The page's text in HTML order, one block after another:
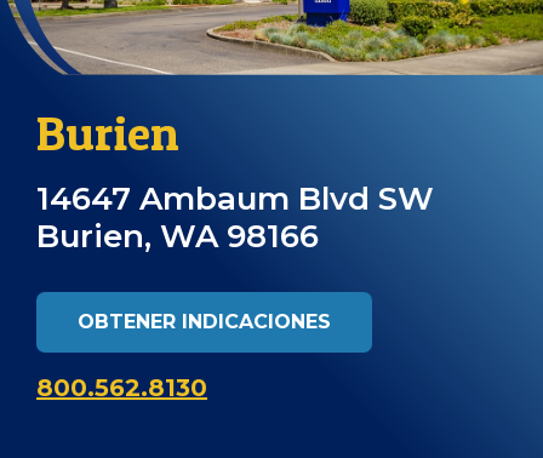
Burien
14647 Ambaum Blvd SW
Burien, WA 98166
OBTENER INDICACIONES
800.562.8130